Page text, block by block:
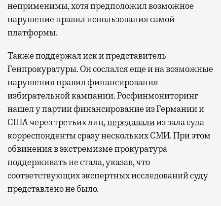
неприменимы, хотя предположил возможное
нарушение правил использования самой
платформы.
Также поддержал иск и представитель
Генпрокуратуры. Он сослался еще и на возможные
нарушения правил финансирования
избирательной кампании. Росфинмониторинг
нашел у партии финансирование из Германии и
США через третьих лиц,передавалииз зала суда
корреспонденты сразу нескольких СМИ. При этом
обвинения в экстремизме прокуратура
поддерживать не стала, указав, что
соответствующих экспертных исследований суду
представлено не было.